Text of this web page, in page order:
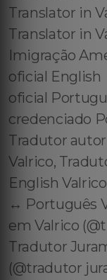
Translator in
Translator in
Imigração
oficial
oficial
credenciado
Tradutor
Valrico,
English
↔️ Português
em Valrico
Tradutor
(@tradutor